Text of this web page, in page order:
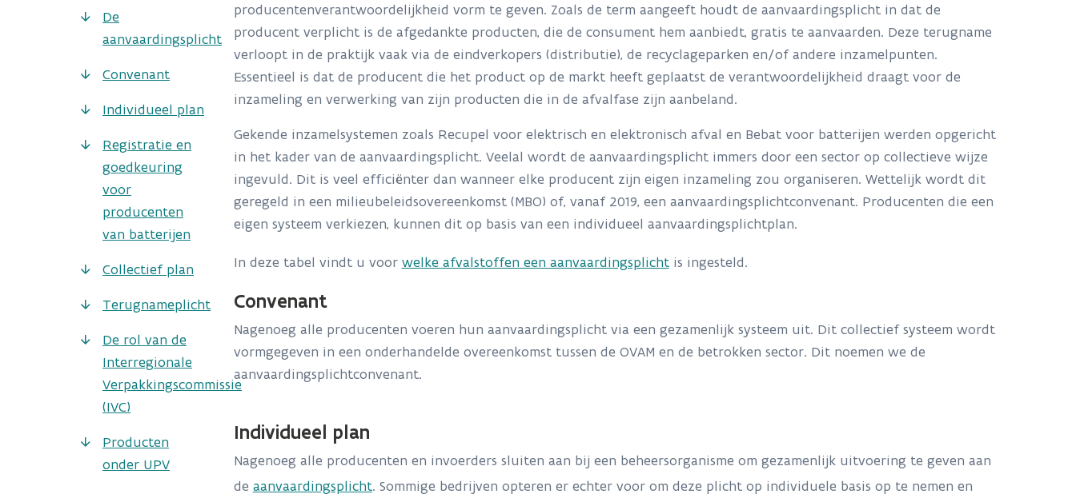
De
aanvaardingsplicht
Convenant
Individueel plan
Registratie en
goedkeuring
voor
producenten
van batterijen
Collectief plan
Terugnameplicht
De rol van de
Interregionale
Verpakkingscommissie
(IVC)
Producten
onder UPV
producentenverantwoordelijkheid vorm te geven. Zoals de term aangeeft houdt de aanvaardingsplicht in dat de
producent verplicht is de afgedankte producten, die de consument hem aanbiedt, gratis te aanvaarden. Deze terugname
verloopt in de praktijk vaak via de eindverkopers (distributie), de recyclageparken en/of andere inzamelpunten.
Essentieel is dat de producent die het product op de markt heeft geplaatst de verantwoordelijkheid draagt voor de
inzameling en verwerking van zijn producten die in de afvalfase zijn aanbeland.
Gekende inzamelsystemen zoals Recupel voor elektrisch en elektronisch afval en Bebat voor batterijen werden opgericht
in het kader van de aanvaardingsplicht. Veelal wordt de aanvaardingsplicht immers door een sector op collectieve wijze
ingevuld. Dit is veel efficiënter dan wanneer elke producent zijn eigen inzameling zou organiseren. Wettelijk wordt dit
geregeld in een milieubeleidsovereenkomst (MBO) of, vanaf 2019, een aanvaardingsplichtconvenant. Producenten die een
eigen systeem verkiezen, kunnen dit op basis van een individueel aanvaardingsplichtplan.
In deze tabel vindt u voor welke afvalstoffen een aanvaardingsplichtis ingesteld.
Convenant
Nagenoeg alle producenten voeren hun aanvaardingsplicht via een gezamenlijk systeem uit. Dit collectief systeem wordt
vormgegeven in een onderhandelde overeenkomst tussen de OVAM en de betrokken sector. Dit noemen we de
aanvaardingsplichtconvenant.
Individueel plan
Nagenoeg alle producenten en invoerders sluiten aan bij een beheersorganisme om gezamenlijk uitvoering te geven aan
de aanvaardingsplicht. Sommige bedrijven opteren er echter voor om deze plicht op individuele basis op te nemen en